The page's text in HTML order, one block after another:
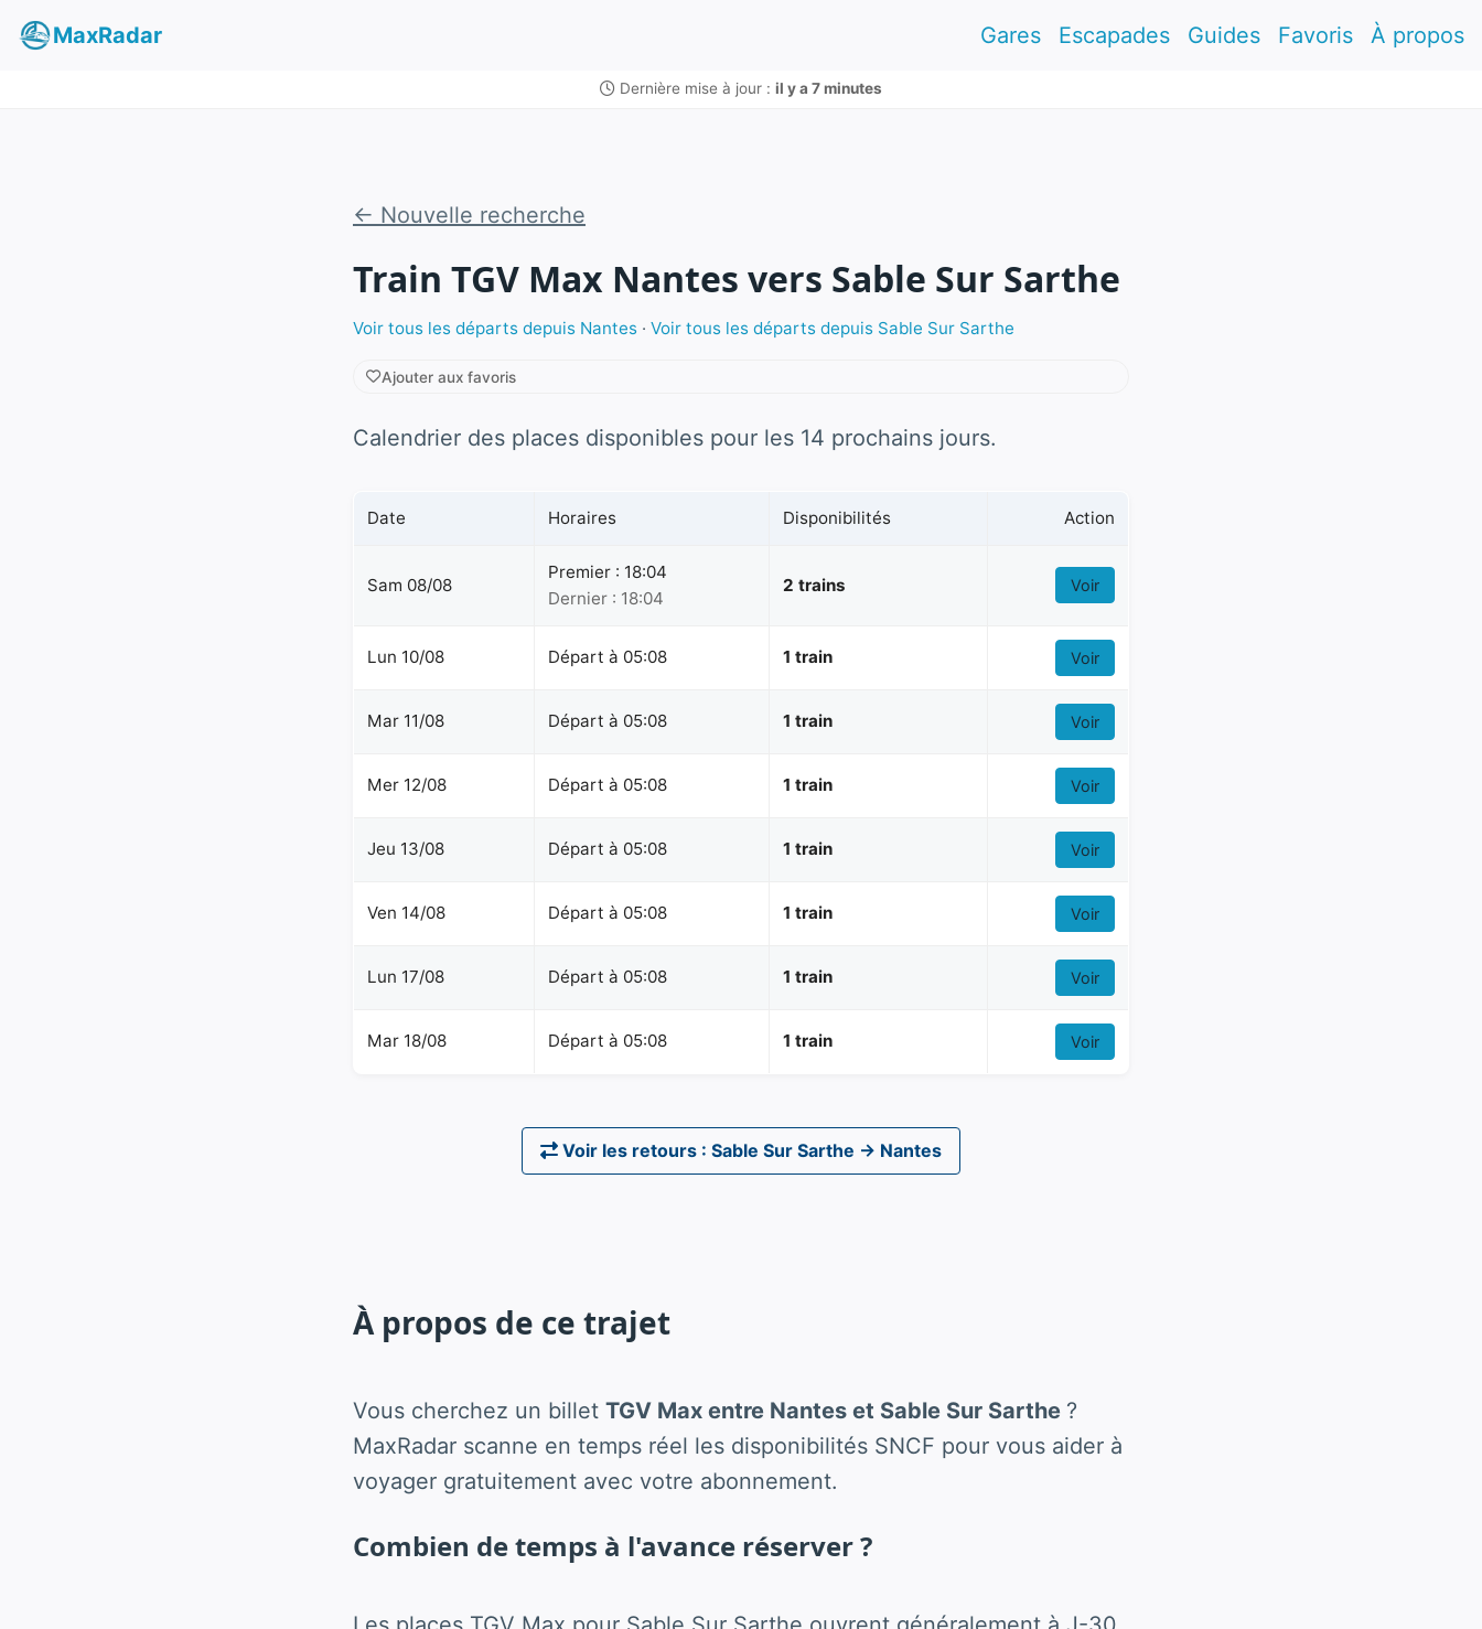
MaxRadar Gares Escapades Guides Favoris À propos
Dernière mise à jour : il y a 7 minutes
← Nouvelle recherche
Train TGV Max Nantes vers Sable Sur Sarthe
Voir tous les départs depuis Nantes · Voir tous les départs depuis Sable Sur Sarthe
Ajouter aux favoris
Calendrier des places disponibles pour les 14 prochains jours.
Date Horaires Disponibilités Action
Sam 08/08
Premier : 18:04
Dernier : 18:04
2 trains Voir
Lun 10/08 Départ à 05:08 1 train Voir
Mar 11/08 Départ à 05:08 1 train Voir
Mer 12/08 Départ à 05:08 1 train Voir
Jeu 13/08 Départ à 05:08 1 train Voir
Ven 14/08 Départ à 05:08 1 train Voir
Lun 17/08 Départ à 05:08 1 train Voir
Mar 18/08 Départ à 05:08 1 train Voir
Voir les retours : Sable Sur Sarthe → Nantes
À propos de ce trajet
Vous cherchez un billet TGV Max entre Nantes et Sable Sur Sarthe ?
MaxRadar scanne en temps réel les disponibilités SNCF pour vous aider à
voyager gratuitement avec votre abonnement.
Combien de temps à l'avance réserver ?